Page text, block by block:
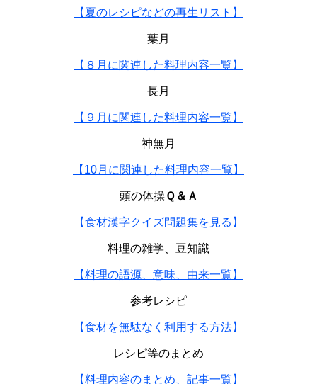
【夏のレシピなどの再生リスト】
葉月
【８月に関連した料理内容一覧】
長月
【９月に関連した料理内容一覧】
神無月
【10月に関連した料理内容一覧】
頭の体操Ｑ＆Ａ
【食材漢字クイズ問題集を見る】
料理の雑学、豆知識
【料理の語源、意味、由来一覧】
参考レシピ
【食材を無駄なく利用する方法】
レシピ等のまとめ
【料理内容のまとめ、記事一覧】